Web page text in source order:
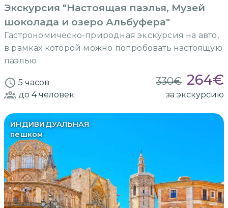
Экскурсия "Настоящая паэлья, Музей
шоколада и озеро Альбуфера"
Гастрономическо-природная экскурсия на авто,
в рамках которой можно попробовать настоящую
паэлью
5 часов 330€ 264€
до 4человек за экскурсию
ИНДИВИДУАЛЬНАЯ
пешком